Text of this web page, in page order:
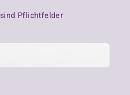
sind Pflichtfelder